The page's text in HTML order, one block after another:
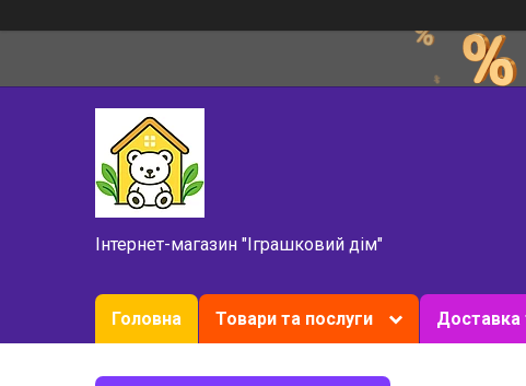
Інтернет-магазин "Іграшковий дім"
Головна Товари та послуги Доставка